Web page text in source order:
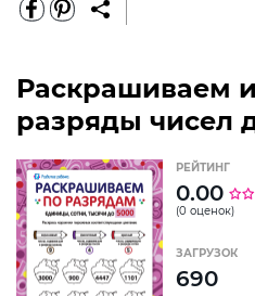
Раскрашиваем
разряды чисел
РЕЙТИНГ
0.00
(0 оценок)
ЗАГРУЗОК
690